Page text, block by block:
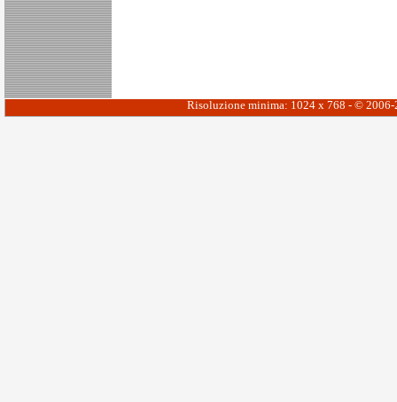
Risoluzione minima: 1024 x 768 - ©